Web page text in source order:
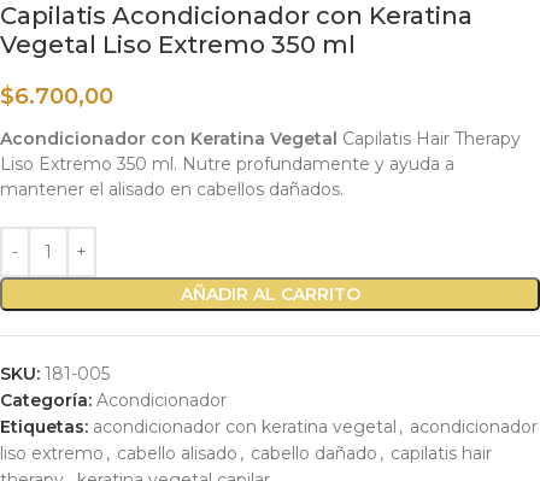
Capilatis Acondicionador con Keratina
Vegetal Liso Extremo 350 ml
$6.700,00
Acondicionador con Keratina Vegetal Capilatis Hair Therapy
Liso Extremo 350 ml. Nutre profundamente y ayuda a
mantener el alisado en cabellos dañados.
AÑADIR AL CARRITO
SKU: 181-005
Categoría: Acondicionador
Etiquetas: acondicionador con keratina vegetal , acondicionador
liso extremo , cabello alisado , cabello dañado , capilatis hair